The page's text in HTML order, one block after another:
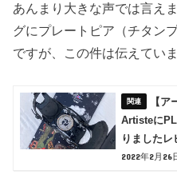
あんまり大きな声では言え
グにプレートピア（チタン
ですが、この件は伝えてい
【
Artisteに
りましたレ
2022年2月26